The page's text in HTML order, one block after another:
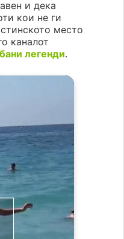
и дека
кои не ги
место
каналот
легенди.